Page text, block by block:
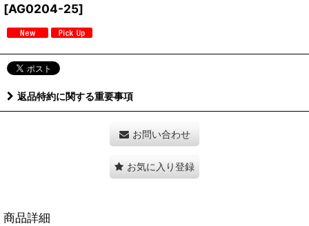
[AG0204-25]
返品特約に関する重要事項
お問い合わせ
お気に入り登録
商品詳細